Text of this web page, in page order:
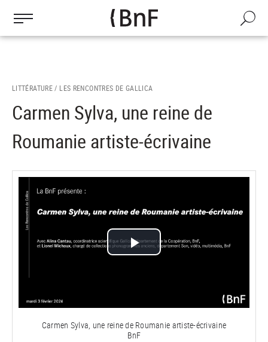
contenu
Recherche
LITTÉRATURE / LES RENCONTRES DE GALLICA
Carmen Sylva, une reine de
Roumanie artiste-écrivaine
Lire
vidéo
Carmen Sylva, une reine de Roumanie artiste-écrivaine
BnF